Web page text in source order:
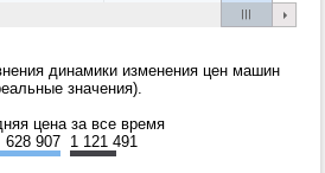
динамики изменения цен машин
значения).
цена за все время
628 907 1 121 491